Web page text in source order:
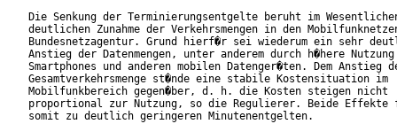
Die Senkung der Terminierungsentgelte beruht im
deutlichen Zunahme der Verkehrsmengen in den
Bundesnetzagentur. Grund hierf�r sei wiederum ein sehr
Anstieg der Datenmengen, unter anderem durch h�here
Smartphones und anderen mobilen Datenger�ten. Dem Anstieg
Gesamtverkehrsmenge st�nde eine stabile Kostensituation im
Mobilfunkbereich gegen�ber, d. h. die Kosten steigen nicht
proportional zur Nutzung, so die Regulierer. Beide Effekte
somit zu deutlich geringeren Minutenentgelten.